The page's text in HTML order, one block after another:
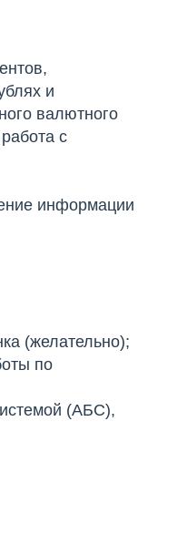
и
валютного
с
информации
(желательно);
по
(АБС),